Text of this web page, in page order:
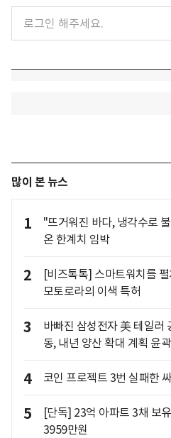
많이 본 뉴스
1
"뜨거워진 바다, 냉각수로
온 한계치 임박
2
[비즈톡톡] 스마트워치를
모토로라의 이색 특허
3
바빠진 삼성전자 美 테일
동, 내년 양산 확대 계획 윤
4 코인 프로젝트 3번 실패한
5
[단독] 23억 아파트 3채 보
3959만원